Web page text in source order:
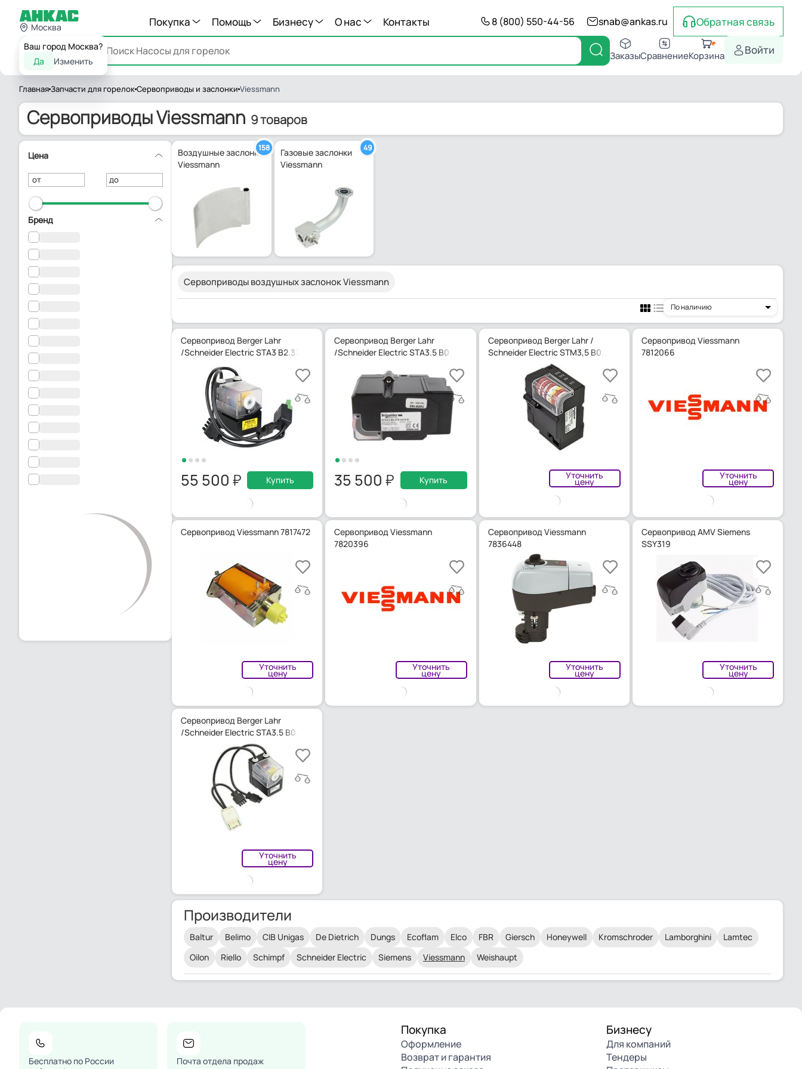
Москва
Ваш город Москва?
Да
Изменить
Покупка Помощь Бизнесу О нас Контакты 8 (800) 550-44-56 snab@ankas.ru Обратная связь
Каталог ЗаказыСравнениеКорзина Войти
ГлавнаяЗапчасти для горелокСервоприводы и заслонки Viessmann
Сервоприводы Viessmann 9 товаров
Цена
от до
Бренд
Воздушные заслонки
Viessmann
158
Газовые заслонки
Viessmann
49
Сервоприводы воздушных заслонок Viessmann
По наличию
Сервопривод Berger Lahr
/Schneider Electric STA3 B2.37/6 4N16 R
55 500 Купить
Сервопривод Berger Lahr
/Schneider Electric STA3.5 B0.37/6 4N16 R
35 500 Купить
Сервопривод Berger Lahr /
Schneider Electric STM3,5 B0.37/6 57NR
Уточнить
цену
Сервопривод Viessmann
7812066
Уточнить
цену
Сервопривод Viessmann 7817472
Уточнить
цену
Сервопривод Viessmann
7820396
Уточнить
цену
Сервопривод Viessmann
7836448
Уточнить
цену
Сервопривод AMV Siemens
SSY319
Уточнить
цену
Сервопривод Berger Lahr
/Schneider Electric STA3.5 B0.37/6 2N36 L
Уточнить
цену
Производители
Baltur Belimo CIB Unigas De Dietrich Dungs Ecoflam Elco FBR Giersch Honeywell Kromschroder Lamborghini
Lamtec
Oilon
Riello Schimpf Schneider Electric Siemens Viessmann Weishaupt
Бесплатно по России Почта отдела продаж
Покупка
Оформление
Возврат и гарантия
Бизнесу
Для компаний
Тендеры